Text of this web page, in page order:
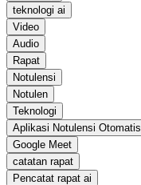
teknologi ai
Video
Audio
Rapat
Notulensi
Notulen
Teknologi
Aplikasi Notulensi Otomatis
Google Meet
catatan rapat
Pencatat rapat ai